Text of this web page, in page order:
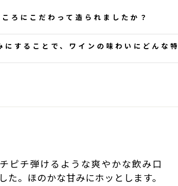
ろにこだわって造られましたか？
わせいただき誠にありがとうござい
の甲州葡萄の特徴（果実感はもちろん
ぐにビン詰めすることにより、若干の
ュなお味わいをお楽しみいただけるよ
することで、ワインの味わいにどんな
出るのが特徴です。
タイルのワインを目指した商品です。
ピチ弾けるような爽やかな飲み口
。ほのかな甘みにホッとします。